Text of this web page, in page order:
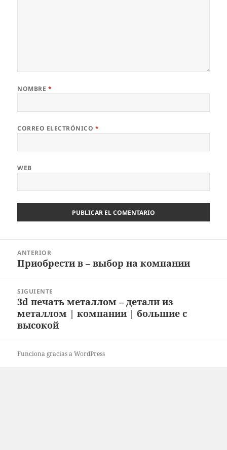
NOMBRE *
CORREO ELECTRÓNICO *
WEB
entradas
ANTERIOR
Entrada
Приобрести в – выбор на компании
SIGUIENTE
Entrada
siguiente:
3d печать металлом – детали из
металлом | компании | большие с
высокой
Funciona gracias a WordPress